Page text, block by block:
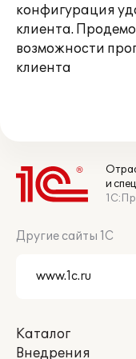
конфигурация
клиента.
возможности
клиента
и
Другие сайты 1С
Каталог
Внедрения